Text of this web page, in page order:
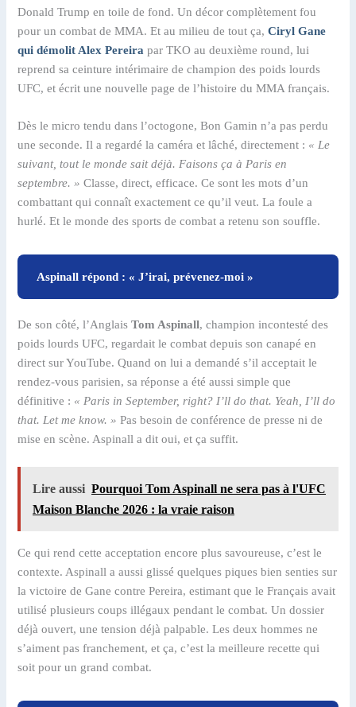
Donald Trump en toile de fond. Un décor complètement fou
pour un combat de MMA. Et au milieu de tout ça,Ciryl Gane
qui démolit Alex Pereira par TKO au deuxième round, lui
reprend sa ceinture intérimaire de champion des poids lourds
UFC, et écrit une nouvelle page de l’histoire du MMA français.
Dès le micro tendu dans l’octogone, Bon Gamin n’a pas perdu
une seconde. Il a regardé la caméra et lâché, directement : « Le
suivant, tout le monde sait déjà. Faisons ça à Paris en
septembre. » Classe, direct, efficace. Ce sont les mots d’un
combattant qui connaît exactement ce qu’il veut. La foule a
hurlé. Et le monde des sports de combat a retenu son souffle.
Aspinall répond : « J’irai, prévenez-moi »
De son côté, l’AnglaisTom Aspinall, champion incontesté des
poids lourds UFC, regardait le combat depuis son canapé en
direct sur YouTube. Quand on lui a demandé s’il acceptait le
rendez-vous parisien, sa réponse a été aussi simple que
définitive : « Paris in September, right? I’ll do that. Yeah, I’ll do
that. Let me know. » Pas besoin de conférence de presse ni de
mise en scène. Aspinall a dit oui, et ça suffit.
Lire aussi Pourquoi Tom Aspinall ne sera pas à l'UFC
Maison Blanche 2026 : la vraie raison
Ce qui rend cette acceptation encore plus savoureuse, c’est le
contexte. Aspinall a aussi glissé quelques piques bien senties sur
la victoire de Gane contre Pereira, estimant que le Français avait
utilisé plusieurs coups illégaux pendant le combat. Un dossier
déjà ouvert, une tension déjà palpable. Les deux hommes ne
s’aiment pas franchement, et ça, c’est la meilleure recette qui
soit pour un grand combat.